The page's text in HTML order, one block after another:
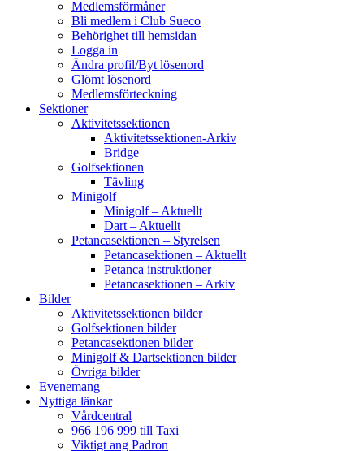
Medlemsförmåner
Bli medlem i Club Sueco
Behörighet till hemsidan
Logga in
Ändra profil/Byt lösenord
Glömt lösenord
Medlemsförteckning
Sektioner
Aktivitetssektionen
Aktivitetssektionen-Arkiv
Bridge
Golfsektionen
Tävling
Minigolf
Minigolf – Aktuellt
Dart – Aktuellt
Petancasektionen – Styrelsen
Petancasektionen – Aktuellt
Petanca instruktioner
Petancasektionen – Arkiv
Bilder
Aktivitetssektionen bilder
Golfsektionen bilder
Petancasektionen bilder
Minigolf & Dartsektionen bilder
Övriga bilder
Evenemang
Nyttiga länkar
Vårdcentral
966 196 999 till Taxi
Viktigt ang Padron